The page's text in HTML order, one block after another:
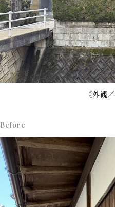
《外観
Before